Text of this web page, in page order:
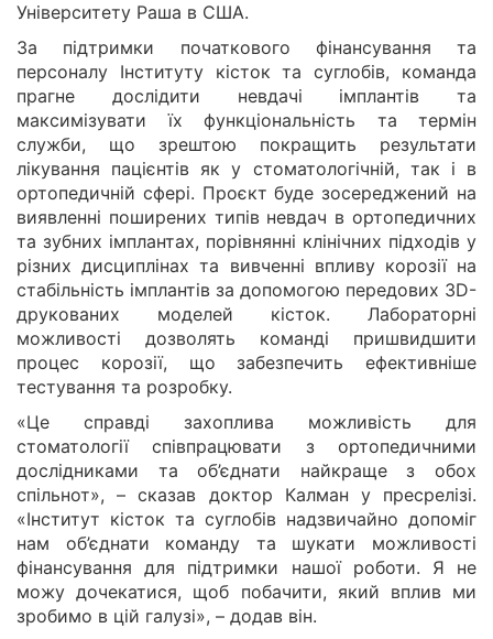
Університету Раша в США.
За підтримки початкового фінансування та
персоналу Інституту кісток та суглобів, команда
прагне дослідити невдачі імплантів та
максимізувати їх функціональність та термін
служби, що зрештою покращить результати
лікування пацієнтів як у стоматологічній, так і в
ортопедичній сфері. Проєкт буде зосереджений на
виявленні поширених типів невдач в ортопедичних
та зубних імплантах, порівнянні клінічних підходів у
різних дисциплінах та вивченні впливу корозії на
стабільність імплантів за допомогою передових 3D-
друкованих моделей кісток. Лабораторні
можливості дозволять команді пришвидшити
процес корозії, що забезпечить ефективніше
тестування та розробку.
«Це справді захоплива можливість для
стоматології співпрацювати з ортопедичними
дослідниками та об’єднати найкраще з обох
спільнот», – сказав доктор Калман у пресрелізі.
«Інститут кісток та суглобів надзвичайно допоміг
нам об’єднати команду та шукати можливості
фінансування для підтримки нашої роботи. Я не
можу дочекатися, щоб побачити, який вплив ми
зробимо в цій галузі», – додав він.